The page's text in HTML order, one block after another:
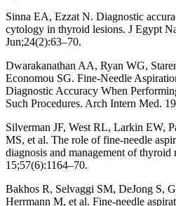
Sinna EA, Ezzat N. Diagnostic
cytology in thyroid lesions. J Egypt
Jun;24(2):63–70.
Dwarakanathan AA, Ryan WG,
Economou SG. Fine-Needle
Diagnostic Accuracy When
Such Procedures. Arch Intern Med.
Silverman JF, West RL, Larkin EW,
MS, et al. The role of fine-needle
diagnosis and management of thyroid
15;57(6):1164–70.
Bakhos R, Selvaggi SM, DeJong S,
Herrmann M, et al. Fine-needle